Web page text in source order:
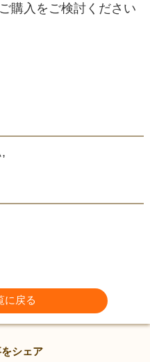
購入をご検討ください
に戻る
シェア